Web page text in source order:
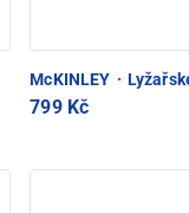
McKINLEY ·
799 Kč